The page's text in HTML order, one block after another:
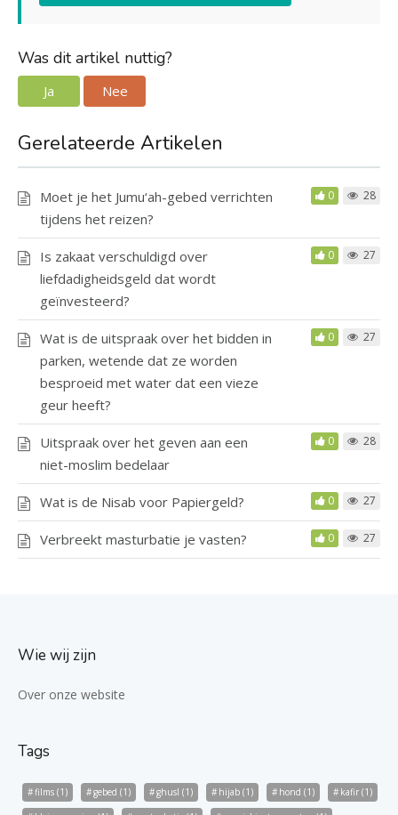
Was dit artikel nuttig?
Ja Nee
Gerelateerde Artikelen
Moet je het Jumu‘ah-gebed verrichten
tijdens het reizen?
0 28
Is zakaat verschuldigd over
liefdadigheidsgeld dat wordt
geïnvesteerd?
0 27
Wat is de uitspraak over het bidden in
parken, wetende dat ze worden
besproeid met water dat een vieze
geur heeft?
0 27
Uitspraak over het geven aan een
niet-moslim bedelaar
0 28
Wat is de Nisab voor Papiergeld? 0 27
Verbreekt masturbatie je vasten? 0 27
Wie wij zijn
Over onze website
Tags
films (1) gebed (1) ghusl (1) hijab (1) hond (1) kafir (1)